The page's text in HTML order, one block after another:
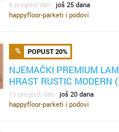
6 pregled/dan još 25 dana
happyfloor-parketi i podovi
POPUST 20%
NJEMAČKI PREMIUM
HRAST RUSTIC MODERN
15 pregled/dan još 20 dana
happyfloor-parketi i podovi